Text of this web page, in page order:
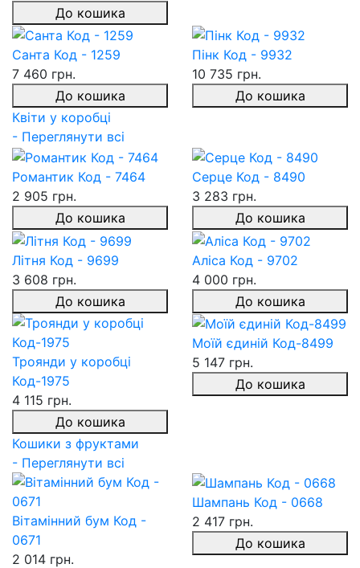
До кошика
Санта Код - 1259
7 460 грн.
До кошика
Пінк Код - 9932
10 735 грн.
До кошика
Квіти у коробці
- Переглянути всі
Романтик Код - 7464
2 905 грн.
До кошика
Серце Код - 8490
3 283 грн.
До кошика
Літня Код - 9699
3 608 грн.
До кошика
Аліса Код - 9702
4 000 грн.
До кошика
Троянди у коробці
Код-1975
4 115 грн.
До кошика
Моїй єдиній Код-8499
5 147 грн.
До кошика
Кошики з фруктами
- Переглянути всі
Вітамінний бум Код -
0671
2 014 грн.
Шампань Код - 0668
2 417 грн.
До кошика